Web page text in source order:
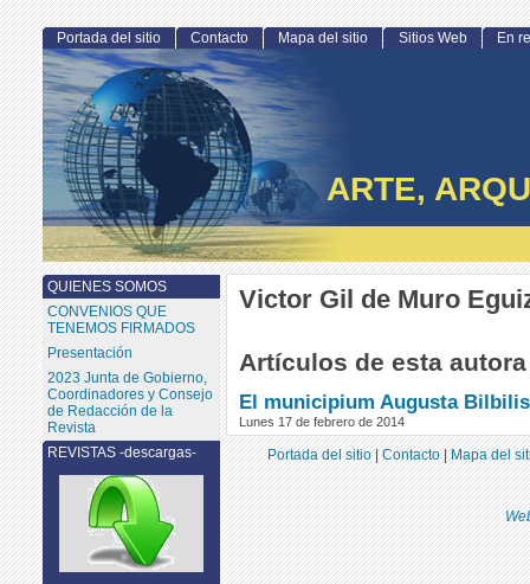
ARTE,
Victor Gil de Muro
Artículos de esta
El municipium Augusta Bilbilis
Lunes 17 de febrero de 2014
Portada del sitio Contacto Mapa del sitio Sitios Web En
QUIENES SOMOS
CONVENIOS QUE
TENEMOS FIRMADOS
Presentación
2023 Junta de Gobierno,
Coordinadores y Consejo
de Redacción de la
Revista
REVISTAS -descargas- Portada del sitio|Contacto|Mapa del